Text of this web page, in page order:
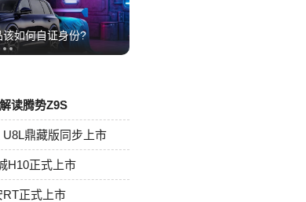
如何自证身份?
读腾势Z9S
鼎藏版同步上市
H10正式上市
RT正式上市